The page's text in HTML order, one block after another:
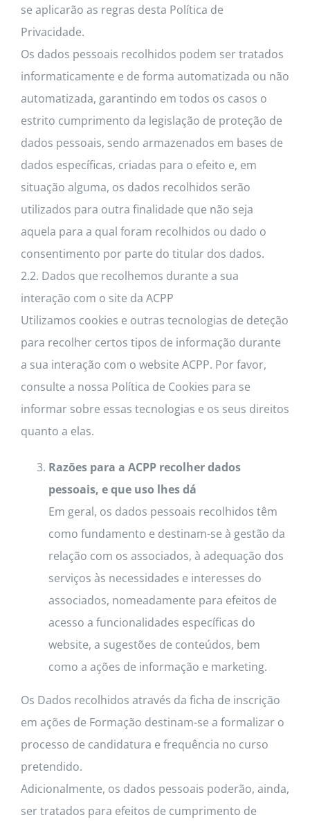
se aplicarão as regras desta Política de
Privacidade.
Os dados pessoais recolhidos podem ser tratados
informaticamente e de forma automatizada ou não
automatizada, garantindo em todos os casos o
estrito cumprimento da legislação de proteção de
dados pessoais, sendo armazenados em bases de
dados específicas, criadas para o efeito e, em
situação alguma, os dados recolhidos serão
utilizados para outra finalidade que não seja
aquela para a qual foram recolhidos ou dado o
consentimento por parte do titular dos dados.
2.2. Dados que recolhemos durante a sua
interação com o site da ACPP
Utilizamos cookies e outras tecnologias de deteção
para recolher certos tipos de informação durante
a sua interação com o website ACPP. Por favor,
consulte a nossa Política de Cookies para se
informar sobre essas tecnologias e os seus direitos
quanto a elas.
Razões para a ACPP recolher dados
pessoais, e que uso lhes dá
Em geral, os dados pessoais recolhidos têm
como fundamento e destinam-se à gestão da
relação com os associados, à adequação dos
serviços às necessidades e interesses do
associados, nomeadamente para efeitos de
acesso a funcionalidades específicas do
website, a sugestões de conteúdos, bem
como a ações de informação e marketing.
Os Dados recolhidos através da ficha de inscrição
em ações de Formação destinam-se a formalizar o
processo de candidatura e frequência no curso
pretendido.
Adicionalmente, os dados pessoais poderão, ainda,
ser tratados para efeitos de cumprimento de